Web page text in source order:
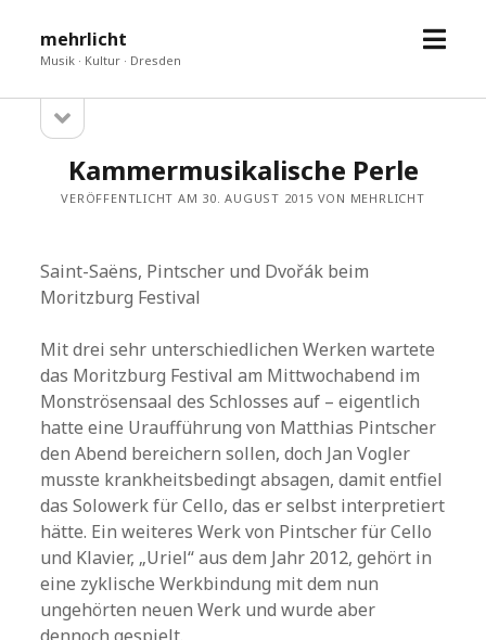
mehrlicht
Musik · Kultur · Dresden
Menü
Sidebar
öffnen
Kammermusikalische Perle
VERÖFFENTLICHT AM 30. AUGUST 2015 VON MEHRLICHT
Saint-Saëns, Pintscher und Dvořák beim
Moritzburg Festival
Mit drei sehr unterschiedlichen Werken wartete
das Moritzburg Festival am Mittwochabend im
Monströsensaal des Schlosses auf – eigentlich
hatte eine Uraufführung von Matthias Pintscher
den Abend bereichern sollen, doch Jan Vogler
musste krankheitsbedingt absagen, damit entfiel
das Solowerk für Cello, das er selbst interpretiert
hätte. Ein weiteres Werk von Pintscher für Cello
und Klavier, „Uriel“ aus dem Jahr 2012, gehört in
eine zyklische Werkbindung mit dem nun
ungehörten neuen Werk und wurde aber